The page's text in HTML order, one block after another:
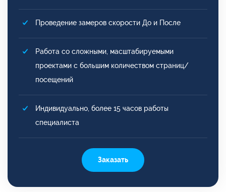
Проведение замеров скорости До и После
Работа со сложными, масштабируемыми
проектами с большим количеством страниц/
посещений
Индивидуально, более 15 часов работы
специалиста
Заказать